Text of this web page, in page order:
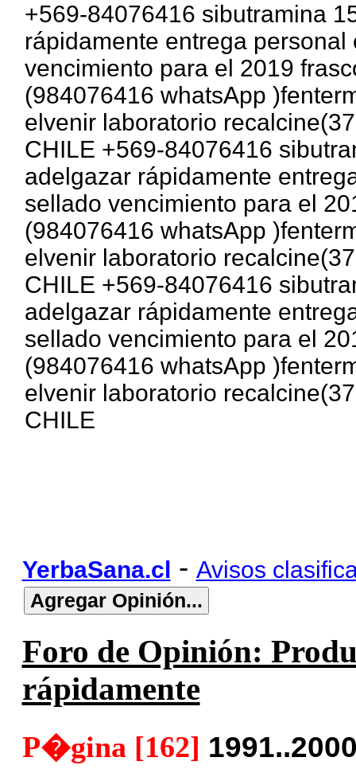
+569-84076416 sibutramina
rápidamente entrega
vencimiento para el 2019
(984076416 whatsApp
elvenir laboratorio
CHILE +569-84076416
adelgazar rápidamente
sellado vencimiento para el
(984076416 whatsApp
elvenir laboratorio
CHILE +569-84076416
adelgazar rápidamente
sellado vencimiento para el
(984076416 whatsApp
elvenir laboratorio
CHILE
YerbaSana.cl - Avisos
Foro de Opinión:
rápidamente
P�gina [162]